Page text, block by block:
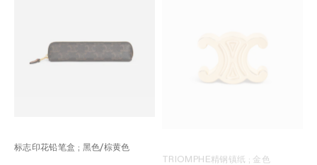
标志印花铅笔盒 ; 黑色/棕黄色
TRIOMPHE精钢镇纸 ; 金色